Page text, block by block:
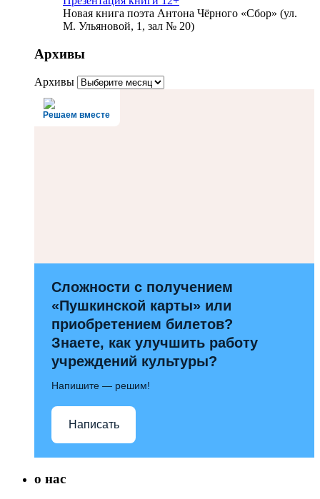
Новая книга поэта Антона Чёрного «Сбор» (ул.
М. Ульяновой, 1, зал № 20)
Архивы
Архивы
Решаем вместе
Сложности с получением
«Пушкинской карты» или
приобретением билетов?
Знаете, как улучшить работу
учреждений культуры?
Напишите — решим!
Написать
о нас